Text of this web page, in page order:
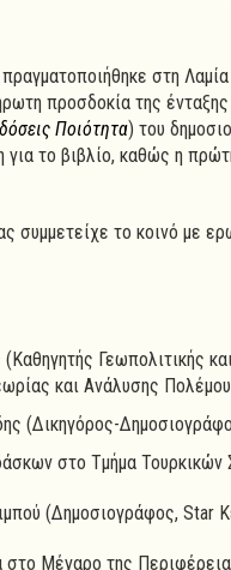
στη
προσδοκία της
Ποιότητα) του
για το βιβλίο, καθώς η
συμμετείχε το κοινό με
Γεωπολιτικής
και Ανάλυσης
(Δικηγόρος-
στο Τμήμα
(Δημοσιογράφος, Star
Μέγαρο της